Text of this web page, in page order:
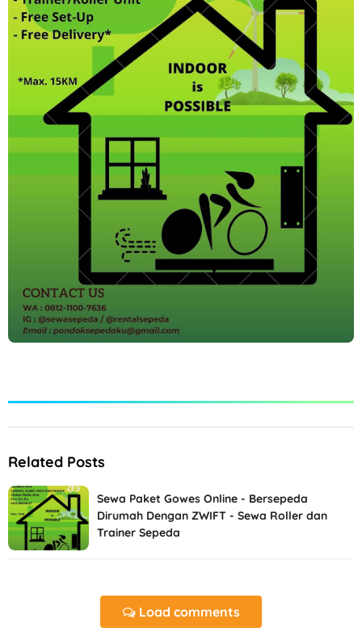
Related Posts
Sewa Paket Gowes Online - Bersepeda
Dirumah Dengan ZWIFT - Sewa Roller dan
Trainer Sepeda
Load comments